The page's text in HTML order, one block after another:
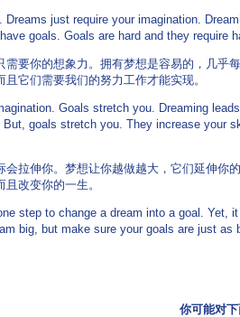
Dreams just require your imagination.
goals. Goals are hard and they require
需要你的想象力。拥有梦想是容易的，几乎
它们需要我们的努力工作才能实现。
Goals stretch you. Dreaming
But, goals stretch you. They increase your
会拉伸你。梦想让你越做越大，它们延伸你
改变你的一生。
step to change a dream into a goal. Yet,
big, but make sure your goals are just as
你可能对